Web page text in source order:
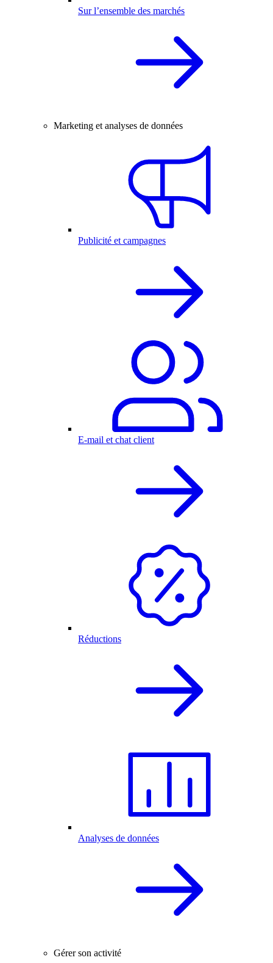
Sur l’ensemble des marchés
Marketing et analyses de données
Publicité et campagnes
E-mail et chat client
Réductions
Analyses de données
Gérer son activité